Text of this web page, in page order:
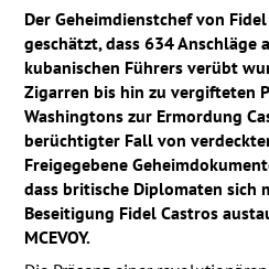
Der Geheimdienstchef von
geschätzt, dass 634 Anschläge
kubanischen Führers verübt
Zigarren bis hin zu vergifteten
Washingtons zur Ermordung
berüchtigter Fall von
Freigegebene
dass britische Diplomaten sich
Beseitigung Fidel Castros
MCEVOY.